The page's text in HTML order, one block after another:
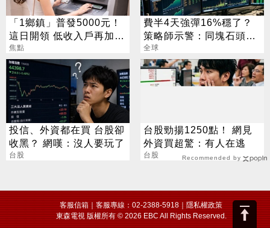
「1鄉鎮」普發5000元！
這日開領 低收入戶再加碼
2000元
焦點
費半4天強彈16%穩了？
策略師示警：同塊石頭不
會絆2次
全球
投信、外資都在買 台股卻
收黑？ 網嘆：沒人要玩了
台股
台股勁揚1250點！ 網見
外資買超驚：有人在逃
台股 Recommended by
客服信箱｜客服專線：02-2388-5918｜隱私權政策
東森電視 版權所有 © 2026 EBC All Rights Reserved.